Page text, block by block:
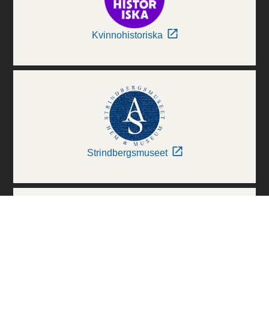
Kvinnohistoriska
Strindbergsmuseet